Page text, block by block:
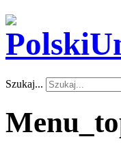
Szukaj...